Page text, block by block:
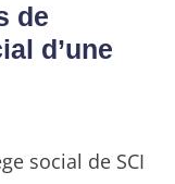
de
d’une
social de SCI